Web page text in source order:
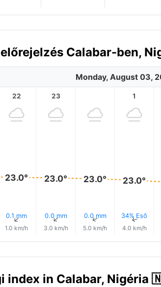
Calabar-ben,
Monday, August 03,
22
23.0°
0.1 mm
↑
1.0 km/h
23
23.0°
0.0 mm
↑
3.0 km/h
23.0°
0.0 mm
↑
5.0 km/h
1
23.0°
34% Eső
↑
4.0 km/h
index in Calabar, Nigéria